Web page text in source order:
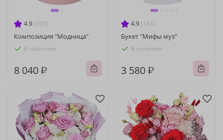
4.9 (355)
Композиция "Модница"
В наличии
8 040 ₽
4.9 (194)
Букет "Мифы муз"
В наличии
3 580 ₽